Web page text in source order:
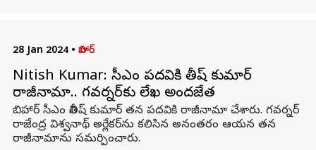
28 Jan 2024 • బిహార్
Nitish Kumar: సీఎం పదవికి నితీష్ కుమార్
రాజీనామా.. గవర్నర్‌కు లేఖ అందజేత
బిహార్ సీఎం నితీష్ కుమార్ తన పదవికి రాజీనామా చేశారు. గవర్నర్
రాజేంద్ర విశ్వనాథ్ అర్లేకర్‌ను కలిసిన అనంతరం ఆయన తన
రాజీనామాను సమర్పించారు.